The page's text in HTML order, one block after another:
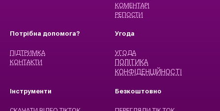
КОМЕНТАРІ
РЕПОСТИ
Потрібна допомога?
ПІДТРИМКА
КОНТАКТИ
Угода
УГОДА
ПОЛІТИКА
КОНФІДЕНЦІЙНОСТІ
Інструменти Безкоштовно